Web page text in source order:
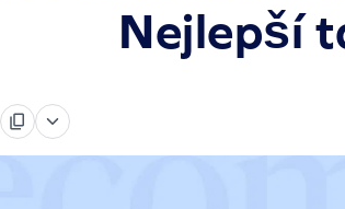
Nejlepší